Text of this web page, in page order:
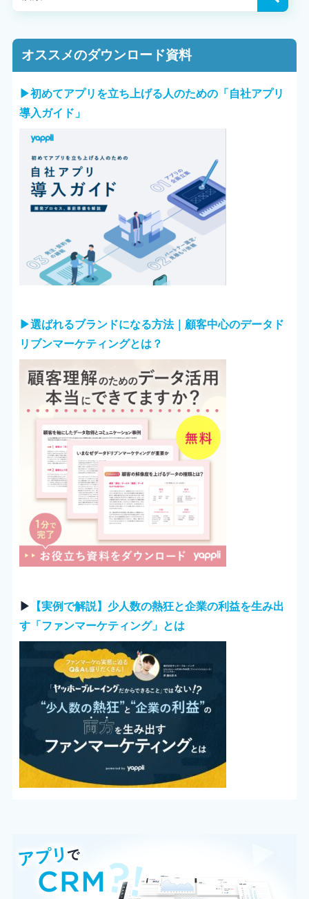
オススメのダウンロード資料
▶︎初めてアプリを立ち上げる人のための「自社アプリ
導入ガイド」
▶︎選ばれるブランドになる方法｜顧客中心のデータド
リブンマーケティングとは？
▶︎
【実例で解説】少人数の熱狂と企業の利益を生み出
す「ファンマーケティング」とは